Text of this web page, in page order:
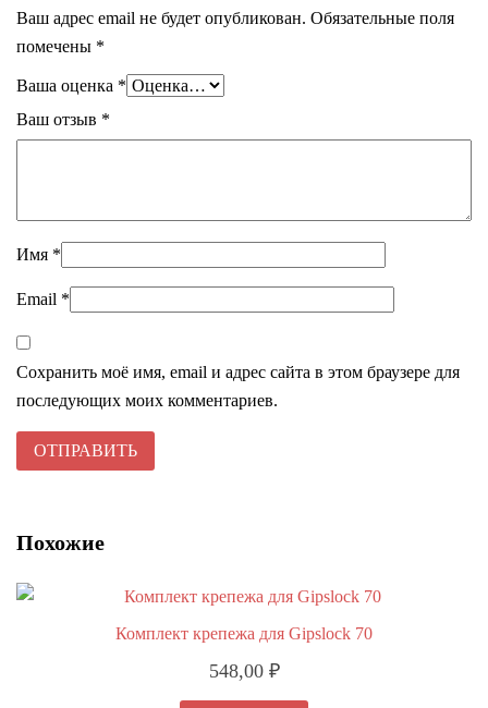
Ваш адрес email не будет опубликован. Обязательные поля
помечены *
Ваша оценка *
Ваш отзыв *
Имя *
Email *
Сохранить моё имя, email и адрес сайта в этом браузере для
последующих моих комментариев.
Похожие
Комплект крепежа для Gipslock 70
548,00 ₽